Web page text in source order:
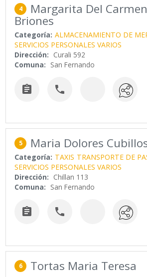
4 Margarita Del
Briones
Categoría: ALMACENAMIENTO DE
SERVICIOS PERSONALES VARIOS
Dirección: Curali 592
Comuna: San Fernando
 
5 Maria Dolores
Categoría: TAXIS TRANSPORTE DE
SERVICIOS PERSONALES VARIOS
Dirección: Chillan 113
Comuna: San Fernando
 
6 Tortas Maria Teresa